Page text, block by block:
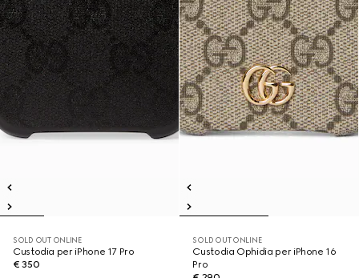
SOLD OUT ONLINE
Custodia per iPhone 17 Pro
€ 350
SOLD OUT ONLINE
Custodia Ophidia per iPhone 16
Pro